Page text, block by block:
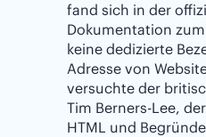
fand sich in der
Dokumentation
keine dedizierte
Adresse von
versuchte der
Tim Berners-Lee,
HTML und